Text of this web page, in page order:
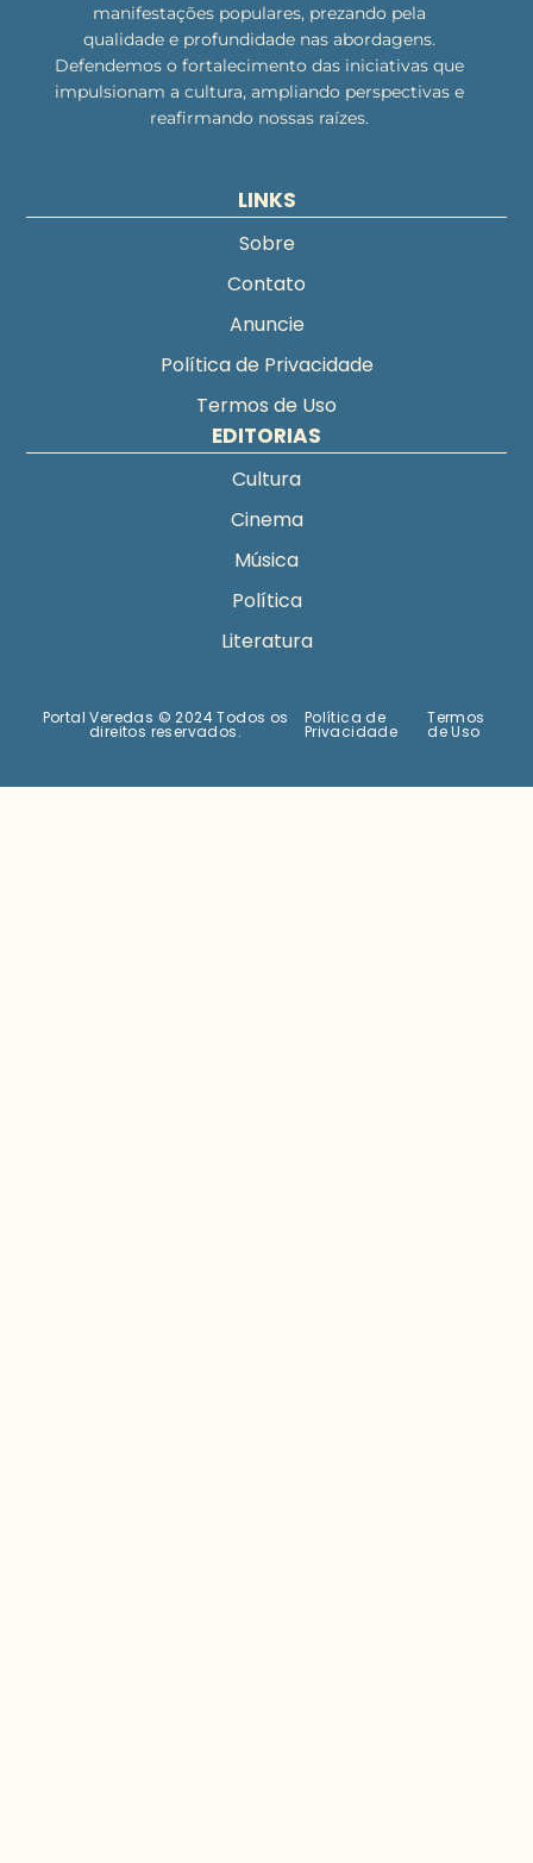
manifestações populares, prezando pela
qualidade e profundidade nas abordagens.
Defendemos o fortalecimento das iniciativas que
impulsionam a cultura, ampliando perspectivas e
reafirmando nossas raízes.
LINKS
Sobre
Contato
Anuncie
Política de Privacidade
Termos de Uso
EDITORIAS
Cultura
Cinema
Música
Política
Literatura
Portal Veredas © 2024 Todos os
direitos reservados.
Política de
Privacidade
Termos
de Uso